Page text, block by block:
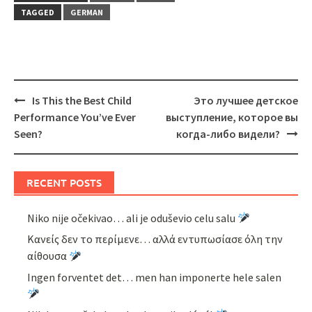
TAGGED
GERMAN
Post
navigation
Is This the Best Child
Performance You’ve Ever
Seen?
Это лучшее детское
выступление, которое вы
когда-либо видели?
RECENT POSTS
Niko nije očekivao… ali je oduševio celu salu
Κανείς δεν το περίμενε… αλλά εντυπωσίασε όλη την
αίθουσα
Ingen forventet det… men han imponerte hele salen